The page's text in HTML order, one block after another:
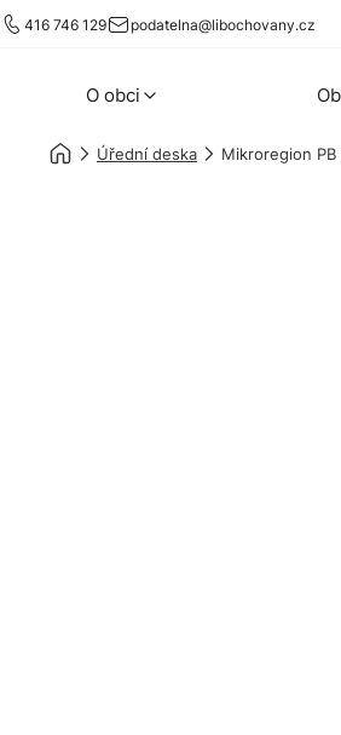
416 746 129 podatelna@libochovany.cz
O obci
Úřední deska Mikroregion